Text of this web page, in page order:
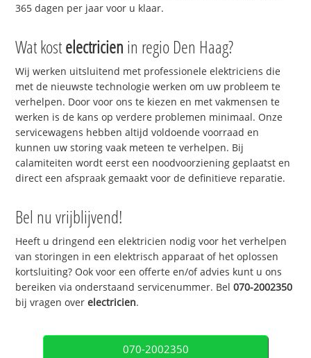
365 dagen per jaar voor u klaar.
Wat kostelectricien in regio Den Haag?
Wij werken uitsluitend met professionele elektriciens die
met de nieuwste technologie werken om uw probleem te
verhelpen. Door voor ons te kiezen en met vakmensen te
werken is de kans op verdere problemen minimaal. Onze
servicewagens hebben altijd voldoende voorraad en
kunnen uw storing vaak meteen te verhelpen. Bij
calamiteiten wordt eerst een noodvoorziening geplaatst en
direct een afspraak gemaakt voor de definitieve reparatie.
Bel nu vrijblijvend!
Heeft u dringend een elektricien nodig voor het verhelpen
van storingen in een elektrisch apparaat of het oplossen
kortsluiting? Ook voor een offerte en/of advies kunt u ons
bereiken via onderstaand servicenummer. Bel070-2002350
bij vragen overelectricien.
070-2002350